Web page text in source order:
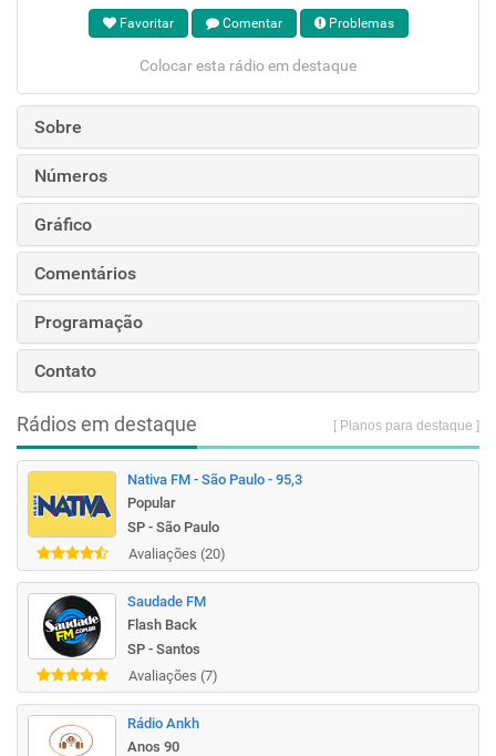
Favoritar Comentar Problemas
Colocar esta rádio em destaque
Sobre
Números
Gráfico
Comentários
Programação
Contato
Rádios em destaque [ Planos para destaque ]
Nativa FM - São Paulo - 95,3
Popular
SP - São Paulo
Avaliações (20)
Saudade FM
Flash Back
SP - Santos
Avaliações (7)
Rádio Ankh
Anos 90